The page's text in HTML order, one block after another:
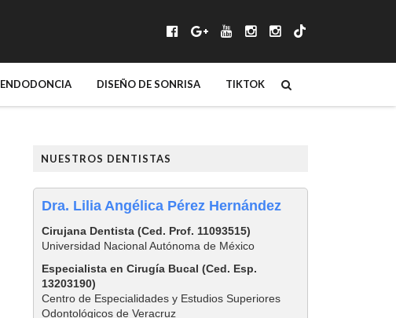
ENDODONCIA DISEÑO DE SONRISA TIKTOK
NUESTROS DENTISTAS
Dra. Lilia Angélica Pérez Hernández
Cirujana Dentista (Ced. Prof. 11093515)
Universidad Nacional Autónoma de México
Especialista en Cirugía Bucal (Ced. Esp.
13203190)
Centro de Especialidades y Estudios Superiores
Odontológicos de Veracruz